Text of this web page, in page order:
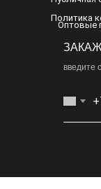
Политика
введите
Оптовые